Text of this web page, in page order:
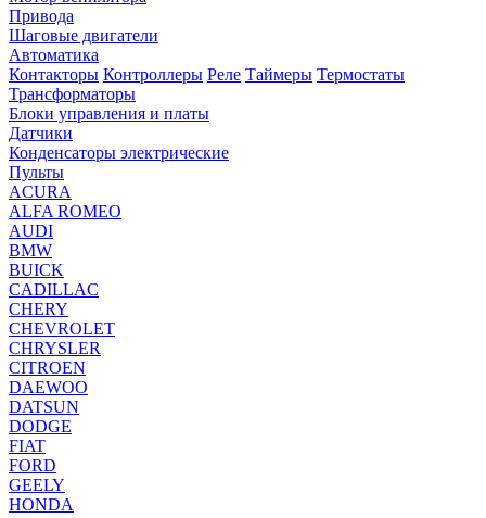
Привода
Шаговые двигатели
Автоматика
Контакторы Контроллеры Реле Таймеры Термостаты
Трансформаторы
Блоки управления и платы
Датчики
Конденсаторы электрические
Пульты
ACURA
ALFA ROMEO
AUDI
BMW
BUICK
CADILLAC
CHERY
CHEVROLET
CHRYSLER
CITROEN
DAEWOO
DATSUN
DODGE
FIAT
FORD
GEELY
HONDA